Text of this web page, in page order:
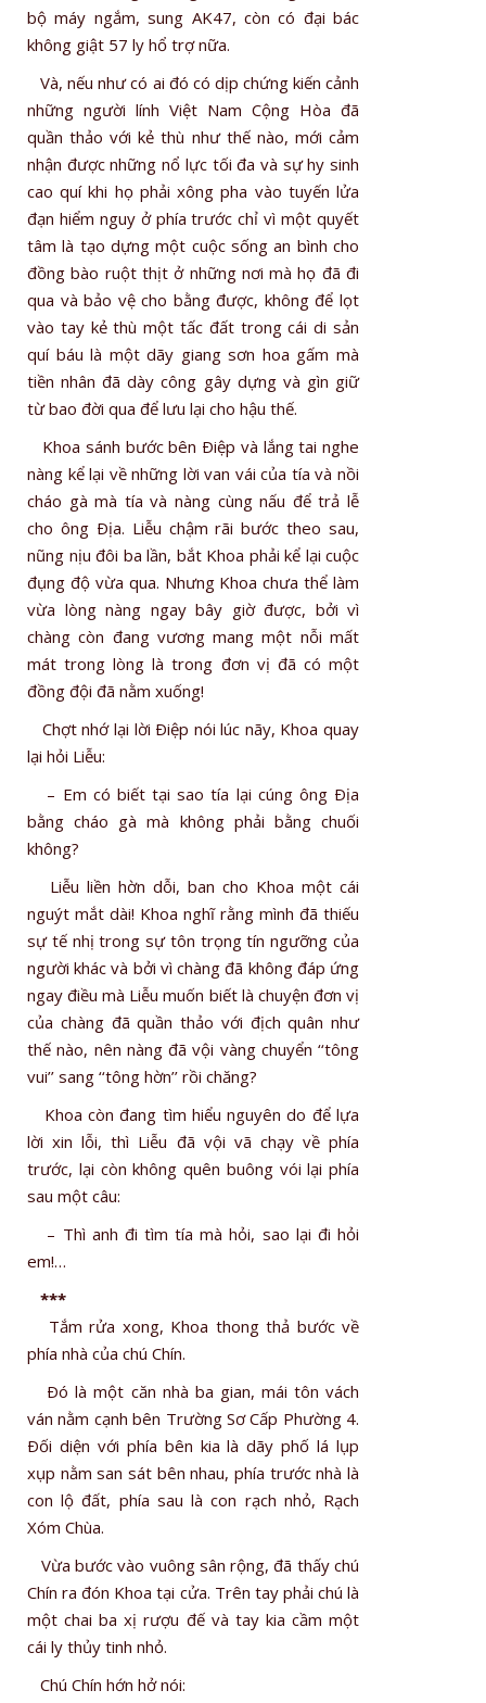
bộ máy ngắm, sung AK47, còn có đại bác
không giật 57 ly hổ trợ nữa.
Và, nếu như có ai đó có dịp chứng kiến cảnh
những người lính Việt Nam Cộng Hòa đã
quần thảo với kẻ thù như thế nào, mới cảm
nhận được những nổ lực tối đa và sự hy sinh
cao quí khi họ phải xông pha vào tuyến lửa
đạn hiểm nguy ở phía trước chỉ vì một quyết
tâm là tạo dựng một cuộc sống an bình cho
đồng bào ruột thịt ở những nơi mà họ đã đi
qua và bảo vệ cho bằng được, không để lọt
vào tay kẻ thù một tấc đất trong cái di sản
quí báu là một dãy giang sơn hoa gấm mà
tiền nhân đã dày công gây dựng và gìn giữ
từ bao đời qua để lưu lại cho hậu thế.
Khoa sánh bước bên Ðiệp và lắng tai nghe
nàng kể lại về những lời van vái của tía và nồi
cháo gà mà tía và nàng cùng nấu để trả lễ
cho ông Ðịa. Liễu chậm rãi bước theo sau,
nũng nịu đôi ba lần, bắt Khoa phải kể lại cuộc
đụng độ vừa qua. Nhưng Khoa chưa thể làm
vừa lòng nàng ngay bây giờ được, bởi vì
chàng còn đang vương mang một nỗi mất
mát trong lòng là trong đơn vị đã có một
đồng đội đã nằm xuống!
Chợt nhớ lại lời Ðiệp nói lúc nãy, Khoa quay
lại hỏi Liễu:
– Em có biết tại sao tía lại cúng ông Ðịa
bằng cháo gà mà không phải bằng chuối
không?
Liễu liền hờn dỗi, ban cho Khoa một cái
nguýt mắt dài! Khoa nghĩ rằng mình đã thiếu
sự tế nhị trong sự tôn trọng tín ngưỡng của
người khác và bởi vì chàng đã không đáp ứng
ngay điều mà Liễu muốn biết là chuyện đơn vị
của chàng đã quần thảo với địch quân như
thế nào, nên nàng đã vội vàng chuyển ‘‘tông
vui’’ sang ‘‘tông hờn’’ rồi chăng?
Khoa còn đang tìm hiểu nguyên do để lựa
lời xin lỗi, thì Liễu đã vội vã chạy về phía
trước, lại còn không quên buông vói lại phía
sau một câu:
– Thì anh đi tìm tía mà hỏi, sao lại đi hỏi
em!…
***
Tắm rửa xong, Khoa thong thả bước về
phía nhà của chú Chín.
Ðó là một căn nhà ba gian, mái tôn vách
ván nằm cạnh bên Trường Sơ Cấp Phường 4.
Ðối diện với phía bên kia là dãy phố lá lụp
xụp nằm san sát bên nhau, phía trước nhà là
con lộ đất, phía sau là con rạch nhỏ, Rạch
Xóm Chùa.
Vừa bước vào vuông sân rộng, đã thấy chú
Chín ra đón Khoa tại cửa. Trên tay phải chú là
một chai ba xị rượu đế và tay kia cầm một
cái ly thủy tinh nhỏ.
Chú Chín hớn hở nói: